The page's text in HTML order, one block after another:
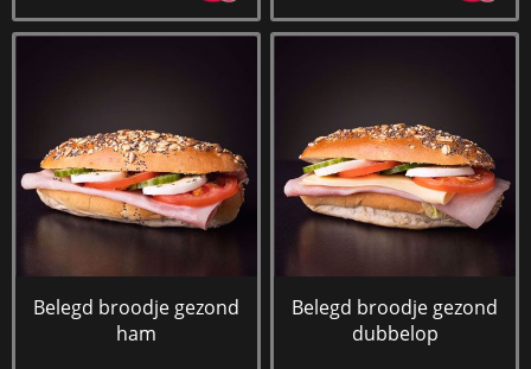
Belegd broodje gezond
ham
Belegd broodje gezond
dubbelop